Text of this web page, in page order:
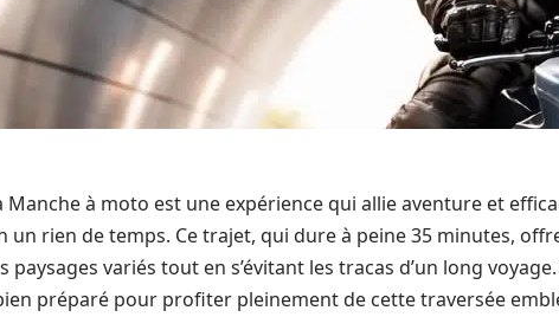
Manche à moto est une expérience qui allie aventure et
un rien de temps. Ce trajet, qui dure à peine 35 minutes,
paysages variés tout en s’évitant les tracas d’un long
préparé pour profiter pleinement de cette traversée